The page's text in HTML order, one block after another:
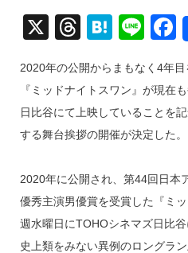
X
T
e
a
d
H
e
n
a
Li
e
F
c
k
2020年の公開からまもなく4年
『ミッドナイトスワン』が現在
日比谷にて上映していることを
する舞台挨拶の開催が決定した。
2020年に公開され、第44回日本
優秀主演男優賞を受賞した『ミ
週水曜日にTOHOシネマズ日比
史上類をみない異例のロングラ